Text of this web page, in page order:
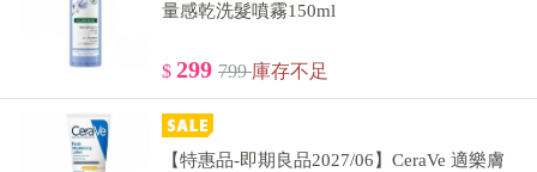
量感乾洗髮噴霧150ml
$ 299 799庫存不足
【特惠品-即期良品2027/06】CeraVe 適樂膚